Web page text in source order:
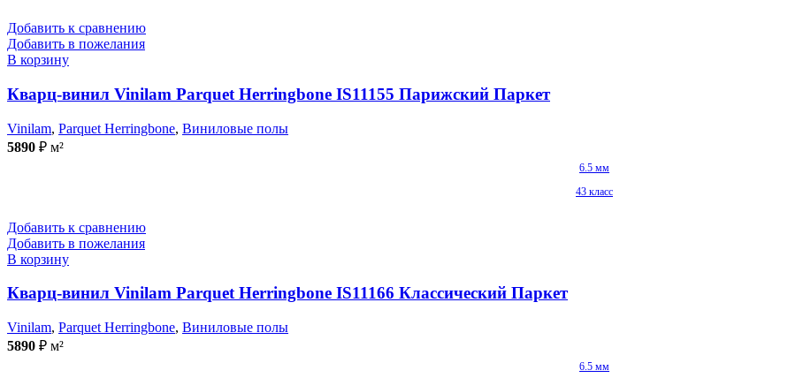
Добавить к сравнению
Добавить в пожелания
В корзину
Кварц-винил Vinilam Parquet Herringbone IS11155 Парижский Паркет
Vinilam, Parquet Herringbone, Виниловые полы
5890 ₽ м²
6.5 мм
43 класс
Добавить к сравнению
Добавить в пожелания
В корзину
Кварц-винил Vinilam Parquet Herringbone IS11166 Классический Паркет
Vinilam, Parquet Herringbone, Виниловые полы
5890 ₽ м²
6.5 мм